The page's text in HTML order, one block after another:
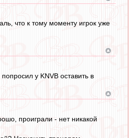
что к тому моменту игрок уже
у KNVB оставить в
проиграли - нет никакой